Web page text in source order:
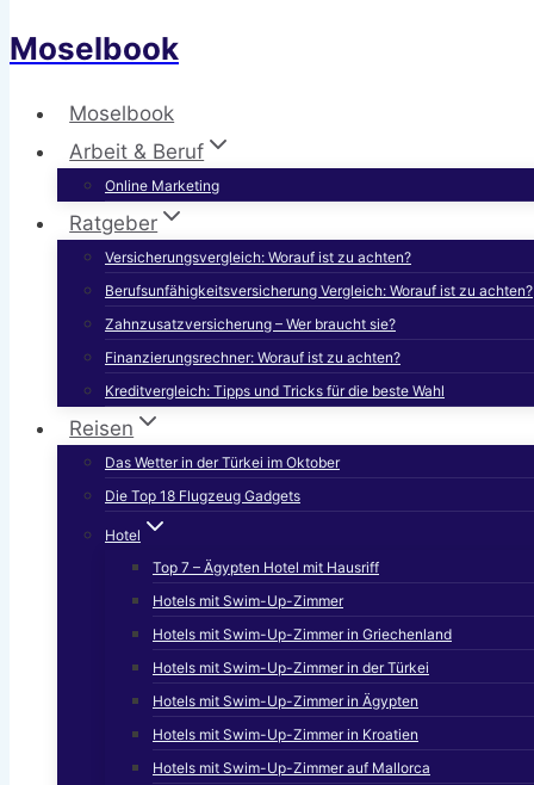
Moselbook
Moselbook
Arbeit & Beruf
Online Marketing
Ratgeber
Versicherungsvergleich: Worauf ist zu achten?
Berufsunfähigkeitsversicherung Vergleich: Worauf ist zu achten?
Zahnzusatzversicherung – Wer braucht sie?
Finanzierungsrechner: Worauf ist zu achten?
Kreditvergleich: Tipps und Tricks für die beste Wahl
Reisen
Das Wetter in der Türkei im Oktober
Die Top 18 Flugzeug Gadgets
Hotel
Top 7 – Ägypten Hotel mit Hausriff
Hotels mit Swim-Up-Zimmer
Hotels mit Swim-Up-Zimmer in Griechenland
Hotels mit Swim-Up-Zimmer in der Türkei
Hotels mit Swim-Up-Zimmer in Ägypten
Hotels mit Swim-Up-Zimmer in Kroatien
Hotels mit Swim-Up-Zimmer auf Mallorca